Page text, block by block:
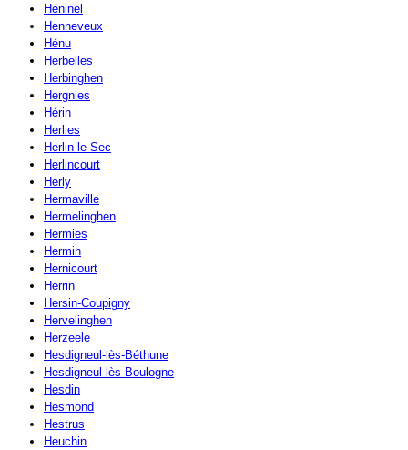
Héninel
Henneveux
Hénu
Herbelles
Herbinghen
Hergnies
Hérin
Herlies
Herlin-le-Sec
Herlincourt
Herly
Hermaville
Hermelinghen
Hermies
Hermin
Hernicourt
Herrin
Hersin-Coupigny
Hervelinghen
Herzeele
Hesdigneul-lès-Béthune
Hesdigneul-lès-Boulogne
Hesdin
Hesmond
Hestrus
Heuchin